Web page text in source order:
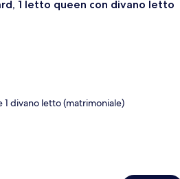
1 letto queen con divano letto
1 divano letto (matrimoniale)